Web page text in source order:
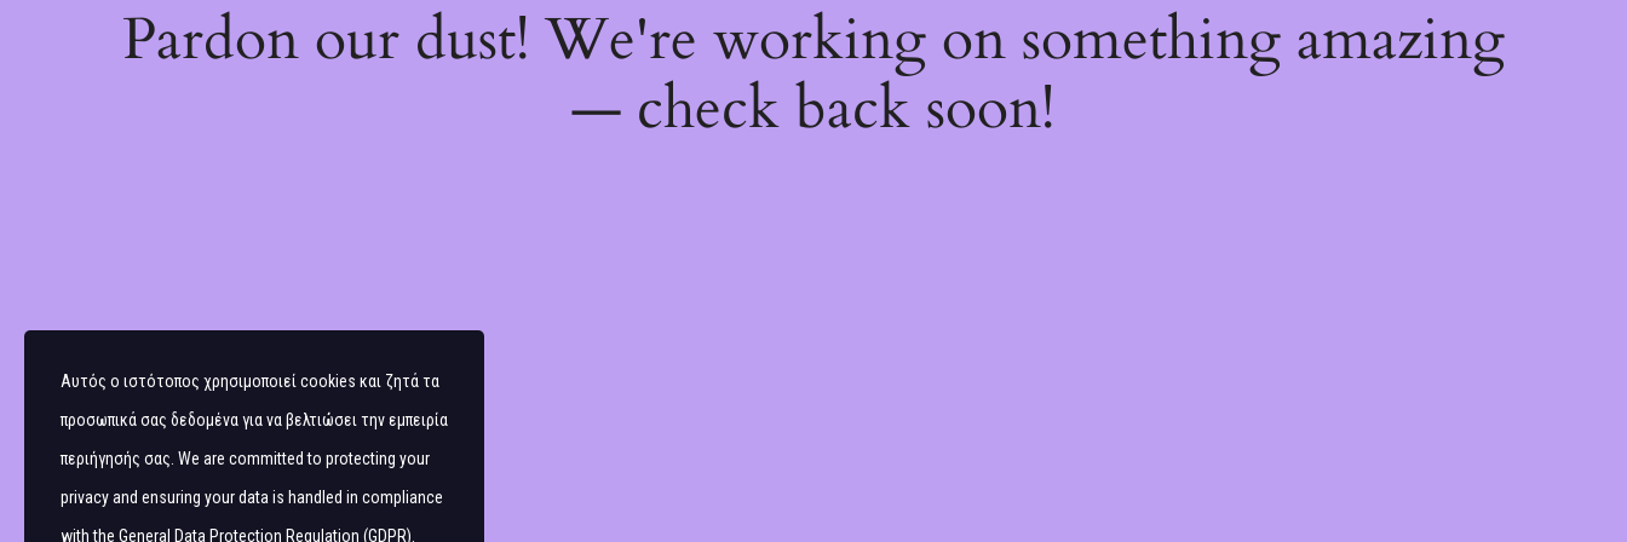
Pardon our dust! We're working on something amazing
— check back soon!
Αυτός ο ιστότοπος χρησιμοποιεί cookies και ζητά τα
προσωπικά σας δεδομένα για να βελτιώσει την εμπειρία
περιήγησής σας. We are committed to protecting your
privacy and ensuring your data is handled in compliance
with the General Data Protection Regulation (GDPR)